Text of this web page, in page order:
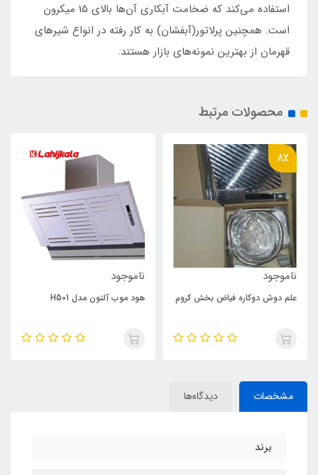
استفاده می‌کند که ضخامت آبکاری آن‌ها بالای 15 میکرون
است. همچنین پرلاتور(آبفشان) به کار رفته در انواع شیرهای
قهرمان از بهترین نمونه‌های بازار هستند.
محصولات مرتبط
8٪
ناموجود
علم دوش دوکاره فیاض بخش کروم
ناموجود
هود موب آلتون مدل H501
مشخصات دیدگاه‌ها
برند